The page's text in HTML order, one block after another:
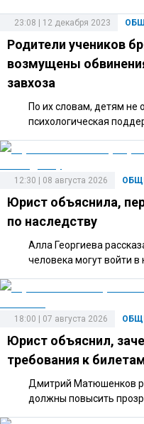
23:08 | 12 декабря 2023
Родители учеников
возмущены
завхоза
По их словам, детям не
психологическая
12:30 | 08 августа 2026
Юрист объяснила,
по наследству
Алла Георгиева
человека могут войти
18:00 | 07 августа 2026
Юрист объяснил,
требования к
Дмитрий Матюшенков
должны повысить